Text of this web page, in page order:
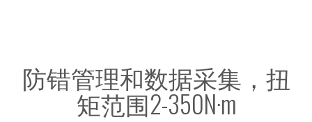
防错管理和数据采集，扭
矩范围2-350N·m